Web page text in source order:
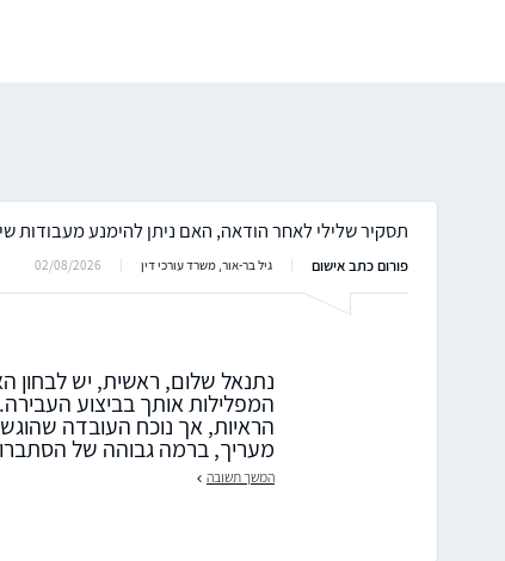
תסקיר שלילי לאחר הודאה, האם ניתן להימנע מעבודות
פורום כתב אישום גיל בר-אור, משרד עורכי דין 02/08/2026
נתנאל שלום, ראשית, יש לבחון
המפלילות אותך בביצוע
הראיות, אך נוכח העובדה
מעריך, ברמה גבוהה של
המשך תשובה